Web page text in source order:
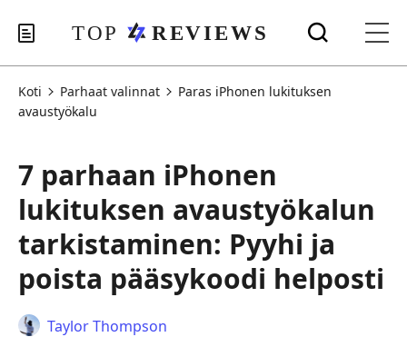
Koti Parhaat valinnat
Paras iPhonen lukituksen
avaustyökalu
7 parhaan iPhonen
lukituksen avaustyökalun
tarkistaminen: Pyyhi ja
poista pääsykoodi helposti
Taylor Thompson